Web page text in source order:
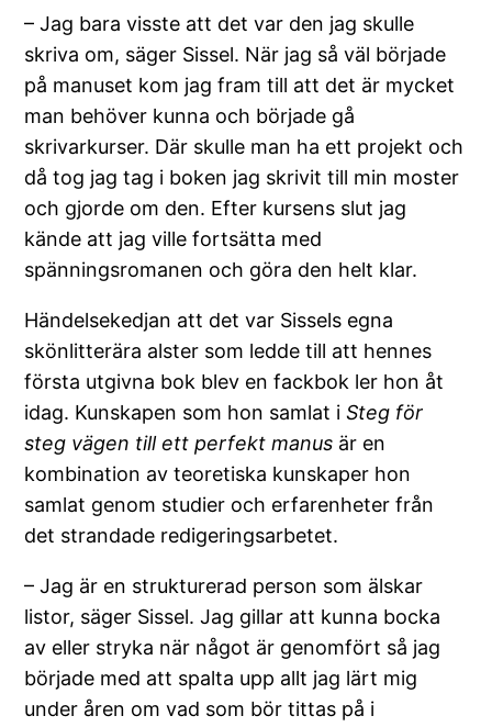
– Jag bara visste att det var den jag skulle
skriva om, säger Sissel. När jag så väl började
på manuset kom jag fram till att det är mycket
man behöver kunna och började gå
skrivarkurser. Där skulle man ha ett projekt och
då tog jag tag i boken jag skrivit till min moster
och gjorde om den. Efter kursens slut jag
kände att jag ville fortsätta med
spänningsromanen och göra den helt klar.
Händelsekedjan att det var Sissels egna
skönlitterära alster som ledde till att hennes
första utgivna bok blev en fackbok ler hon åt
idag. Kunskapen som hon samlat iSteg för
steg vägen till ett perfekt manus är en
kombination av teoretiska kunskaper hon
samlat genom studier och erfarenheter från
det strandade redigeringsarbetet.
– Jag är en strukturerad person som älskar
listor, säger Sissel. Jag gillar att kunna bocka
av eller stryka när något är genomfört så jag
började med att spalta upp allt jag lärt mig
under åren om vad som bör tittas på i